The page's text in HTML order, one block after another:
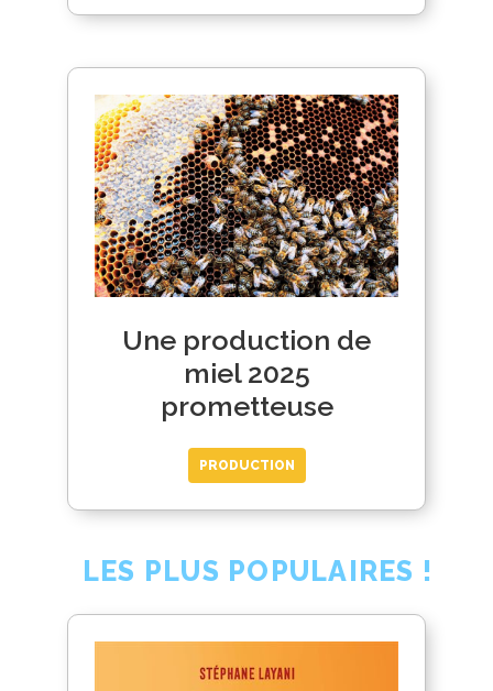
Une production de
miel 2025
prometteuse
PRODUCTION
LES PLUS POPULAIRES !